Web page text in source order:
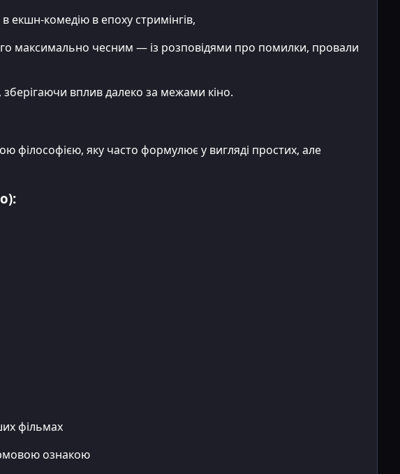
екшн-комедію в епоху стримінгів,
максимально чесним — із розповідями про помилки, провали
вплив далеко за межами кіно.
яку часто формулює у вигляді простих, але
фільмах
ознакою